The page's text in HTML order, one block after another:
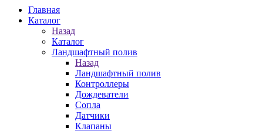
Главная
Каталог
Назад
Каталог
Ландшафтный полив
Назад
Ландшафтный полив
Контроллеры
Дождеватели
Сопла
Датчики
Клапаны